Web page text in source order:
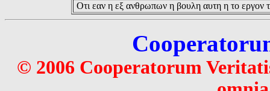
Οτι εαν η εξ ανθρωπων η βουλη αυτη η το εργον
© 2006 Cooperatorum